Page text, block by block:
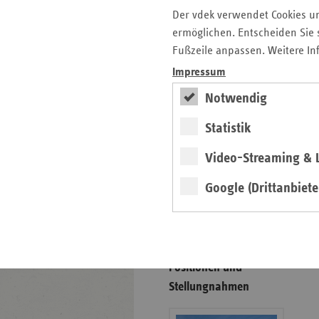
Der vdek verwendet Cookies
ermöglichen. Entscheiden
Fußzeile anpassen. Weitere
Impressum
Notwendig
Statistik
Video-Streaming &
Google
regionalstark
weiter
Präventionsprojekte der
Ersatzkassen
Kommune, in Werk­stätten,
Positionen und
Stellungnahmen